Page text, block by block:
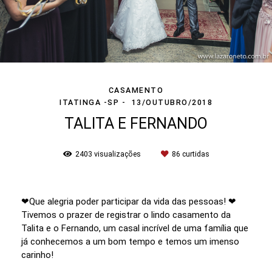
CASAMENTO
ITATINGA -SP
13/OUTUBRO/2018
TALITA E FERNANDO
2403 visualizações 86 curtidas
❤Que alegria poder participar da vida das pessoas! ❤
Tivemos o prazer de registrar o lindo casamento da
Talita e o Fernando, um casal incrível de uma família que
já conhecemos a um bom tempo e temos um imenso
carinho!